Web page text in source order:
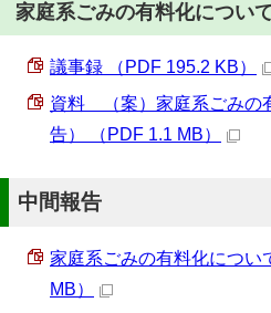
家庭系ごみの有料化につい
議事録 （PDF 195.2 KB）
資料 （案）家庭系ごみの
告） （PDF 1.1 MB）
中間報告
家庭系ごみの有料化につい
MB）